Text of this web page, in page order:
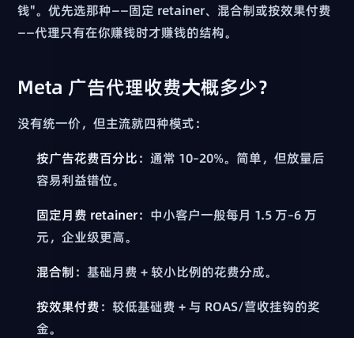
钱"。优先选那种——固定 retainer、混合制或按效果付费
——代理只有在你赚钱时才赚钱的结构。
Meta 广告代理收费大概多少？
没有统一价，但主流就四种模式：
按广告花费百分比：通常 10–20%。简单，但放量后
容易利益错位。
固定月费 retainer：中小客户一般每月 1.5 万–6 万
元，企业级更高。
混合制：基础月费 + 较小比例的花费分成。
按效果付费：较低基础费 + 与 ROAS/营收挂钩的奖
金。